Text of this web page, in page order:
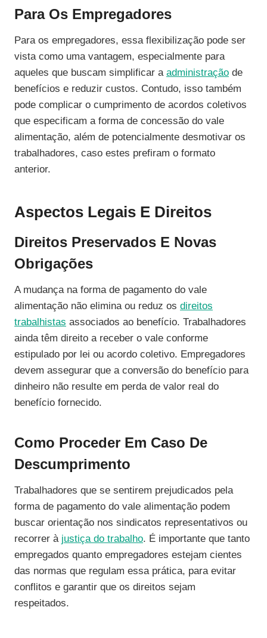
Para Os Empregadores
Para os empregadores, essa flexibilização pode ser
vista como uma vantagem, especialmente para
aqueles que buscam simplificar a administração de
benefícios e reduzir custos. Contudo, isso também
pode complicar o cumprimento de acordos coletivos
que especificam a forma de concessão do vale
alimentação, além de potencialmente desmotivar os
trabalhadores, caso estes prefiram o formato
anterior.
Aspectos Legais E Direitos
Direitos Preservados E Novas
Obrigações
A mudança na forma de pagamento do vale
alimentação não elimina ou reduz os direitos
trabalhistas associados ao benefício. Trabalhadores
ainda têm direito a receber o vale conforme
estipulado por lei ou acordo coletivo. Empregadores
devem assegurar que a conversão do benefício para
dinheiro não resulte em perda de valor real do
benefício fornecido.
Como Proceder Em Caso De
Descumprimento
Trabalhadores que se sentirem prejudicados pela
forma de pagamento do vale alimentação podem
buscar orientação nos sindicatos representativos ou
recorrer à justiça do trabalho. É importante que tanto
empregados quanto empregadores estejam cientes
das normas que regulam essa prática, para evitar
conflitos e garantir que os direitos sejam
respeitados.